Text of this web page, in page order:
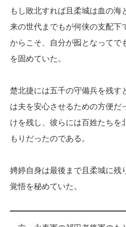
もし敗北すれば且柔城は血の海
来の世代までもが何侠の支配下
からこそ、自分が囮となってで
を固めていた。
楚北捷には五千の守備兵を残す
は夫を安心させるための方便だ
けを残し、彼らには百姓たちを
もりだったのである。
娉婷自身は最後まで且柔城に残
覚悟を秘めていた。